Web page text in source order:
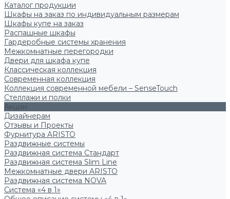
Каталог продукции
Шкафы на заказ по индивидуальным размерам
Шкафы купе на заказ
Распашные шкафы
Гардеробные системы хранения
Межкомнатные перегородки
Двери для шкафа купе
Классическая коллекция
Современная коллекция
Коллекция современной мебели – SenseTouch
Стеллажи и полки
Акции
Дизайнерам
Отзывы и Проекты
Фурнитура ARISTO
Раздвижные системы
Раздвижная система Стандарт
Раздвижная система Slim Line
Межкомнатные двери ARISTO
Раздвижная система NOVA
Система «4 в 1»